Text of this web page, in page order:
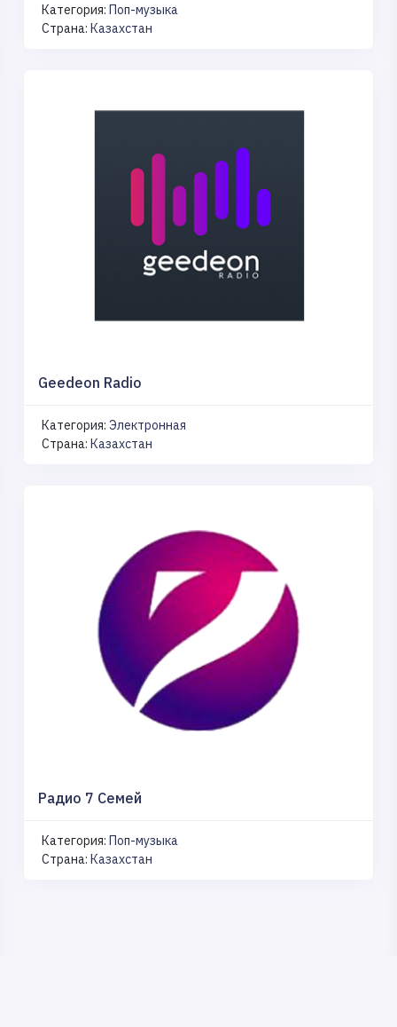
Категория: Поп-музыка
Страна: Казахстан
Geedeon Radio
Категория: Электронная
Страна: Казахстан
Радио 7 Семей
Категория: Поп-музыка
Страна: Казахстан